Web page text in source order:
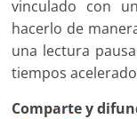
vinculado con
hacerlo de
una lectura
tiempos
Comparte y